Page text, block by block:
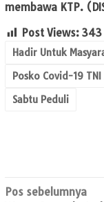
membawa KTP.
Post Views: 343
Hadir Untuk
Posko Covid-19
Sabtu Peduli
Navigasi
Pos sebelumnya